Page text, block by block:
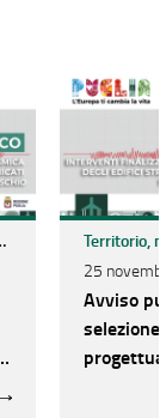
25
Avviso